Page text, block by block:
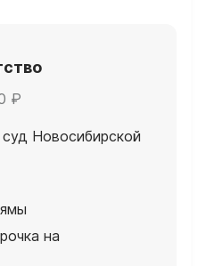
₽
Новосибирской
на